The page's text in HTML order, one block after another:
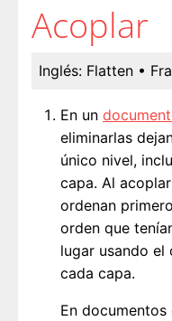
Acoplar
Inglés: Flatten •
En un
eliminarlas
único nivel,
capa. Al
ordenan
orden que
lugar usando el
cada capa.
En documentos